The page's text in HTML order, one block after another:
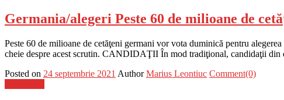
Germania/alegeri Peste 60 de milioane de
Peste 60 de milioane de cetăţeni germani vor vota duminică pentru
cheie despre acest scrutin. CANDIDAŢII În mod tradiţional, candidaţii
Posted on 24 septembrie 2021 Author Marius Leontiuc Comment(0)